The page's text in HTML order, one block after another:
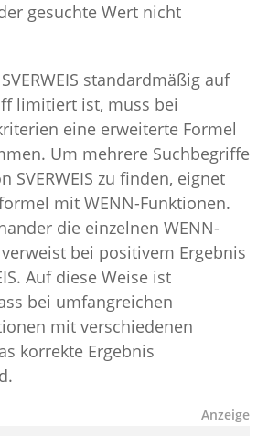
gesuchte Wert nicht
standardmäßig auf
limitiert ist, muss bei
eine erweiterte Formel
Um mehrere Suchbegriffe
SVERWEIS zu finden, eignet
mit WENN-Funktionen.
die einzelnen WENN-
bei positivem Ergebnis
Auf diese Weise ist
bei umfangreichen
mit verschiedenen
korrekte Ergebnis